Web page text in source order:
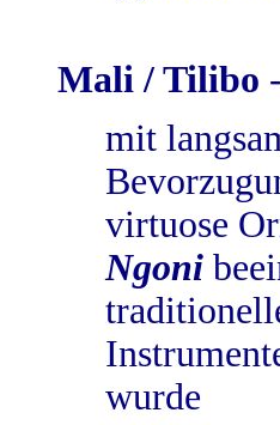
Mali / Tilibo
mit
virtuose
Ngoni
wurde